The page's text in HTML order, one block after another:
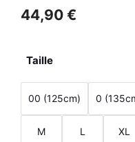
44,90 €
Taille
00 (125cm) 0
M L XL